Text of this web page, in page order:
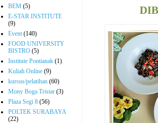
BEM (5)
E-STAR INSTITUTE
(9)
Event (140)
FOOD UNIVERSITY
BISTRO (5)
Institute Pontianak (1)
Kuliah Online (9)
kursus/pelatihan (60)
Mony Boga Tristar (3)
Plaza Segi 8 (56)
POLTEK SURABAYA
(22)